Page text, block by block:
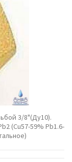
3/8"(Ду10).
(Cu57-59% Pb1.6-